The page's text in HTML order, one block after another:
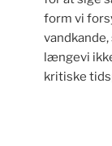
form vi
længevi
kritiske